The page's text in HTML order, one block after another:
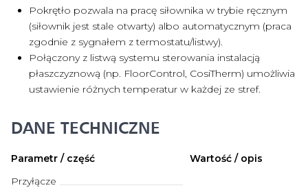
Pokrętło pozwala na pracę siłownika w trybie ręcznym
(siłownik jest stale otwarty) albo automatycznym (praca
zgodnie z sygnałem z termostatu/listwy).
Połączony z listwą systemu sterowania instalacją
płaszczyznową (np. FloorControl, CosiTherm) umożliwia
ustawienie różnych temperatur w każdej ze stref.
DANE TECHNICZNE
Parametr / część
Wartość / opis
Przyłącze